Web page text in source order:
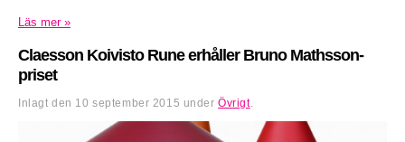
Läs mer »
Claesson Koivisto Rune erhåller Bruno Mathsson-
priset
Inlagt den 10 september 2015 underÖvrigt.